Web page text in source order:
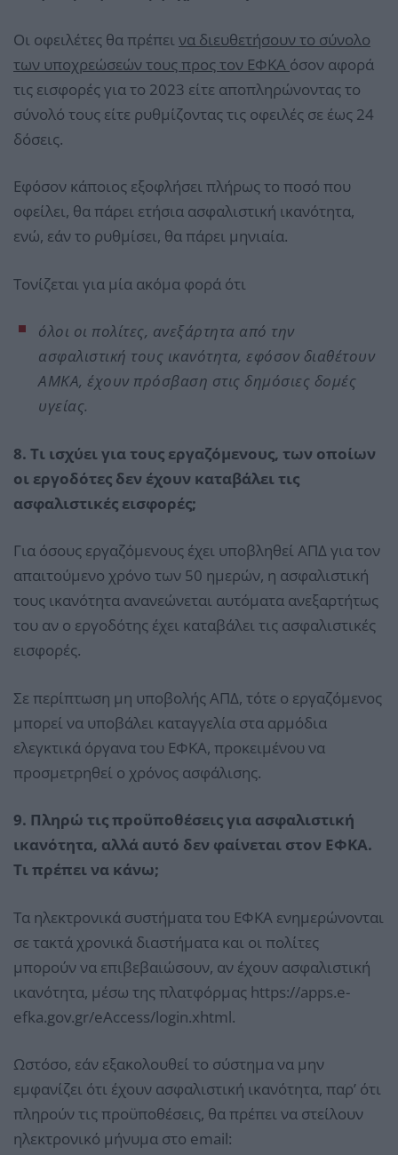
Οι οφειλέτες θα πρέπει να διευθετήσουν το σύνολο
των υποχρεώσεών τους προς τον ΕΦΚΑ όσον αφορά
τις εισφορές για το 2023 είτε αποπληρώνοντας το
σύνολό τους είτε ρυθμίζοντας τις οφειλές σε έως 24
δόσεις.
Εφόσον κάποιος εξοφλήσει πλήρως το ποσό που
οφείλει, θα πάρει ετήσια ασφαλιστική ικανότητα,
ενώ, εάν το ρυθμίσει, θα πάρει μηνιαία.
Τονίζεται για μία ακόμα φορά ότι
όλοι οι πολίτες, ανεξάρτητα από την
ασφαλιστική τους ικανότητα, εφόσον διαθέτουν
ΑΜΚΑ, έχουν πρόσβαση στις δημόσιες δομές
υγείας.
8. Τι ισχύει για τους εργαζόμενους, των οποίων
οι εργοδότες δεν έχουν καταβάλει τις
ασφαλιστικές εισφορές;
Για όσους εργαζόμενους έχει υποβληθεί ΑΠΔ για τον
απαιτούμενο χρόνο των 50 ημερών, η ασφαλιστική
τους ικανότητα ανανεώνεται αυτόματα ανεξαρτήτως
του αν ο εργοδότης έχει καταβάλει τις ασφαλιστικές
εισφορές.
Σε περίπτωση μη υποβολής ΑΠΔ, τότε ο εργαζόμενος
μπορεί να υποβάλει καταγγελία στα αρμόδια
ελεγκτικά όργανα του ΕΦΚΑ, προκειμένου να
προσμετρηθεί ο χρόνος ασφάλισης.
9. Πληρώ τις προϋποθέσεις για ασφαλιστική
ικανότητα, αλλά αυτό δεν φαίνεται στον ΕΦΚΑ.
Τι πρέπει να κάνω;
Τα ηλεκτρονικά συστήματα του ΕΦΚΑ ενημερώνονται
σε τακτά χρονικά διαστήματα και οι πολίτες
μπορούν να επιβεβαιώσουν, αν έχουν ασφαλιστική
ικανότητα, μέσω της πλατφόρμας https://apps.e-
efka.gov.gr/eAccess/login.xhtml.
Ωστόσο, εάν εξακολουθεί το σύστημα να μην
εμφανίζει ότι έχουν ασφαλιστική ικανότητα, παρ’ ότι
πληρούν τις προϋποθέσεις, θα πρέπει να στείλουν
ηλεκτρονικό μήνυμα στο email: